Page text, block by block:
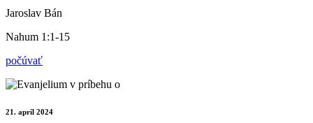
Jaroslav Bán
Nahum 1:1-15
počúvať
21. apríl 2024